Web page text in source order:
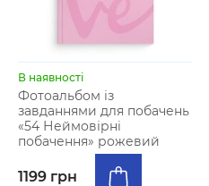
В наявності
Фотоальбом із
завданнями для побачень
«54 Неймовірні
побачення» рожевий
1199 грн